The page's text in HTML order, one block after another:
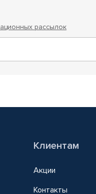
рассылок
Клиентам
Акции
Контакты